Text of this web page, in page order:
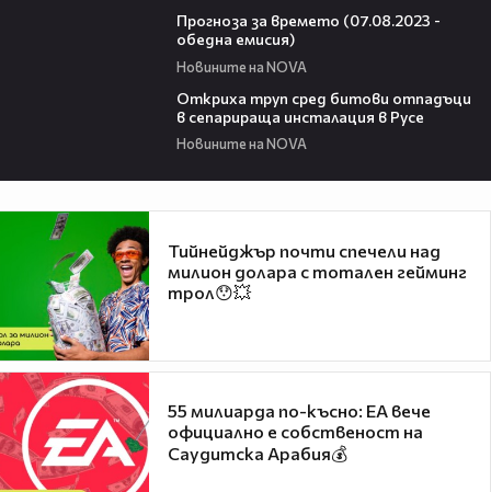
Прогноза за времето (07.08.2023 -
обедна емисия)
Новините на NOVA
Откриха труп сред битови отпадъци
в сепарираща инсталация в Русе
Новините на NOVA
Тийнейджър почти спечели над
милион долара с тотален гейминг
трол😯💥
55 милиарда по-късно: EA вече
официално е собственост на
Саудитска Арабия💰